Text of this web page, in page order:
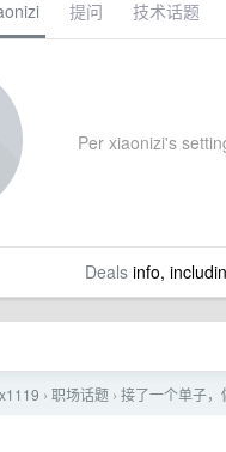
提问 技术话题
Per xiaonizi's
Dealsinfo,
› 职场话题 › 接了一个单子